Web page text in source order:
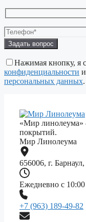
Оставьте
это
поле
пустым.
Нажимая кнопку, я
конфиденциальности
персональных данных.
«Мир линолеума»
покрытий.
Мир Линолеума
656006, г.
Ежедневно с
+7 (963) 189-49-82